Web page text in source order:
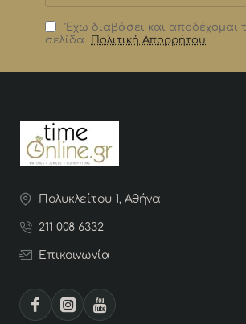
Έχω διαβάσει και αποδέχομαι
σελίδα
Πολιτική Απορρήτου
Πολυκλείτου 1, Αθήνα
211 008 6332
Επικοινωνία